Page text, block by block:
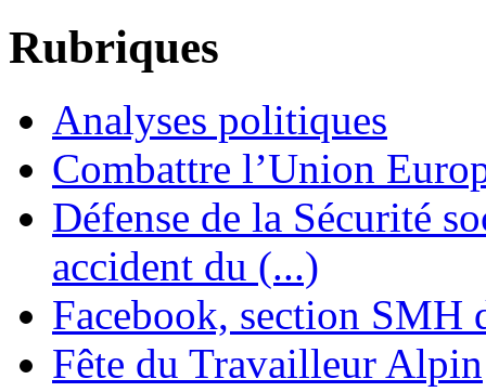
Rubriques
Analyses politiques
Combattre l’Union
Défense de la Sécurité
accident du (...)
Facebook, section SMH
Fête du Travailleur Alpin